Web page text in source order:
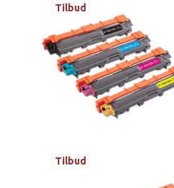
Tilbud
Tilbud